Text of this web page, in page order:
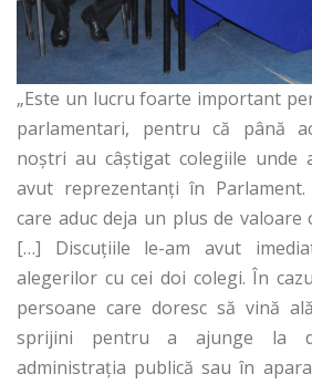
„Este un lucru foarte important
parlamentari, pentru că până
noștri au câștigat colegiile unde
avut reprezentanți în
care aduc deja un plus de
[…] Discuțiile le-am avut
alegerilor cu cei doi colegi. În
persoane care doresc să vină
sprijini pentru a ajunge la
administrația publică sau în